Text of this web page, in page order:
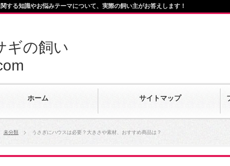
ギの飼い
ホーム サイトマップ
する知識やお悩みテーマについて、実際の飼い主がお答えします！
未分類 うさぎにハウスは必要？大きさや素材、おすすめ商品は？